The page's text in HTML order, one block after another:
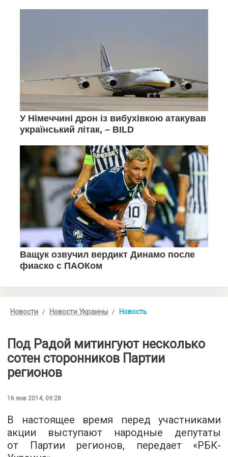
Новости Новости Украины Новость
Под Радой митингуют несколько
сотен сторонников Партии
регионов
16 янв 2014, 09:28
В настоящее время перед участниками
акции выступают народные депутаты
от Партии регионов, передает «РБК-